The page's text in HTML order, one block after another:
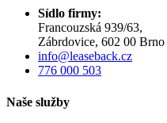
Sídlo firmy:
Francouzská 939/63,
Zábrdovice, 602 00 Brno
info@leaseback.cz
776 000 503
Naše služby